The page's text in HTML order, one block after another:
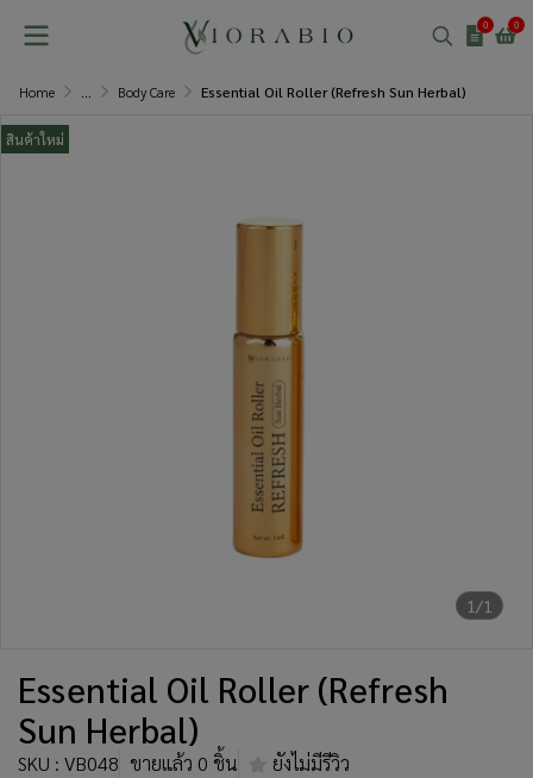
0 0
Home Body Care Essential Oil Roller (Refresh Sun Herbal)
1/1
สินค้าใหม่
Essential Oil Roller (Refresh
Sun Herbal)
SKU : VB048 ขายแล้ว 0 ชิ้น
ยังไม่มีรีวิว